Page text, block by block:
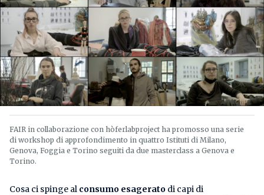
FAIR in collaborazione con hòferlabproject ha promosso una serie
di workshop di approfondimento in quattro Istituti di Milano,
Genova, Foggia e Torino seguiti da due masterclass a Genova e
Torino.
Cosa ci spinge al consumo esagerato di capi di